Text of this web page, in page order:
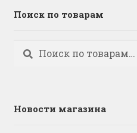
Поиск по товарам
Искать:
Поиск
Новости магазина